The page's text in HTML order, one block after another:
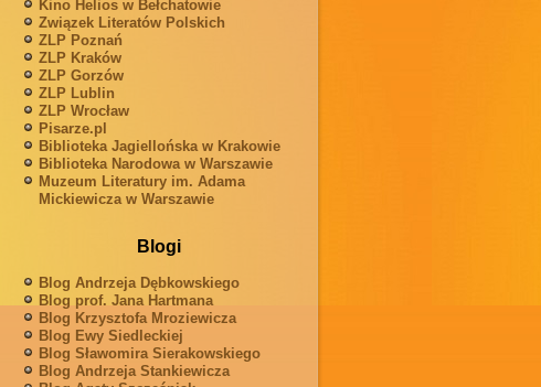
Kino Helios w Bełchatowie
Związek Literatów Polskich
ZLP Poznań
ZLP Kraków
ZLP Gorzów
ZLP Lublin
ZLP Wrocław
Pisarze.pl
Biblioteka Jagiellońska w Krakowie
Biblioteka Narodowa w Warszawie
Muzeum Literatury im. Adama
Mickiewicza w Warszawie
Blogi
Blog Andrzeja Dębkowskiego
Blog prof. Jana Hartmana
Blog Krzysztofa Mroziewicza
Blog Ewy Siedleckiej
Blog Sławomira Sierakowskiego
Blog Andrzeja Stankiewicza